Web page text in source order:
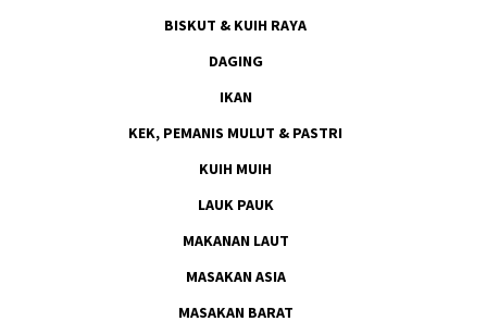
BISKUT & KUIH RAYA
DAGING
IKAN
KEK, PEMANIS MULUT & PASTRI
KUIH MUIH
LAUK PAUK
MAKANAN LAUT
MASAKAN ASIA
MASAKAN BARAT